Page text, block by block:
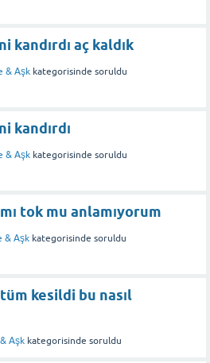
kandırdı aç kaldık
& Aşk kategorisinde soruldu
kandırdı
& Aşk kategorisinde soruldu
tok mu anlamıyorum
& Aşk kategorisinde soruldu
kesildi bu nasıl
Aşk kategorisinde soruldu